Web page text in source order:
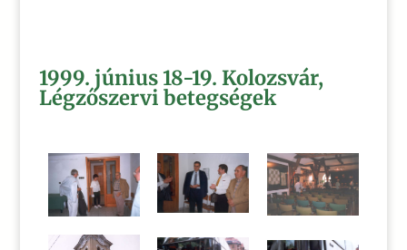
1999. június 18-19. Kolozsvár,
Légzőszervi betegségek